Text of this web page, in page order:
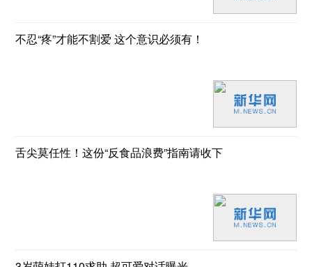
不忍“疼”才能不割爱 这个意识必须有！
舌尖莫任性！这份“反食品浪费”指南请收下